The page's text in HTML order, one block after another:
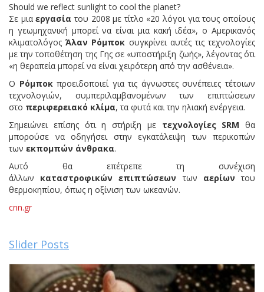
Should we reflect sunlight to cool the planet?
Σε μιαεργασία του 2008 με τίτλο «20 λόγοι για τους οποίους
η γεωμηχανική μπορεί να είναι μια κακή ιδέα», ο Αμερικανός
κλιματολόγοςΆλαν Ρόμποκ συγκρίνει αυτές τις τεχνολογίες
με την τοποθέτηση της Γης σε «υποστήριξη ζωής», λέγοντας ότι
«η θεραπεία μπορεί να είναι χειρότερη από την ασθένεια».
Ο Ρόμποκπροειδοποιεί για τις άγνωστες συνέπειες τέτοιων
τεχνολογιών, συμπεριλαμβανομένων των επιπτώσεων
στο περιφερειακό κλίμα, τα φυτά και την ηλιακή ενέργεια.
Σημειώνει επίσης ότι η στήριξη με τεχνολογίες SRM θα
μπορούσε να οδηγήσει στην εγκατάλειψη των περικοπών
των εκπομπών άνθρακα.
Αυτό θα επέτρεπε τη συνέχιση
άλλων καταστροφικών επιπτώσεων των αερίων του
θερμοκηπίου, όπως η οξίνιση των ωκεανών.
cnn.gr
Slider Posts